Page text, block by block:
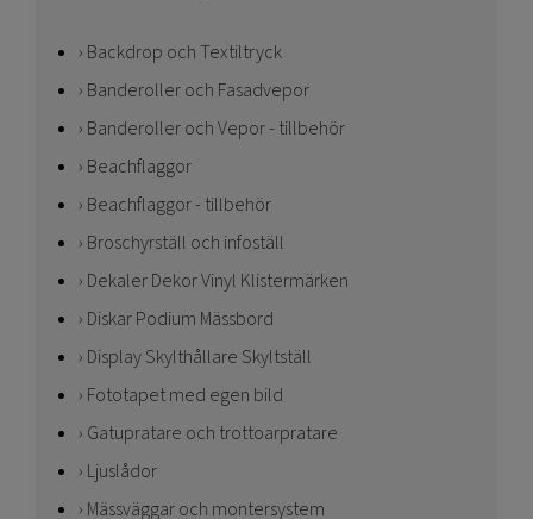
Backdrop och Textiltryck
Banderoller och Fasadvepor
Banderoller och Vepor - tillbehör
Beachflaggor
Beachflaggor - tillbehör
Broschyrställ och infoställ
Dekaler Dekor Vinyl Klistermärken
Diskar Podium Mässbord
Display Skylthållare Skyltställ
Fototapet med egen bild
Gatupratare och trottoarpratare
Ljuslådor
Mässväggar och montersystem